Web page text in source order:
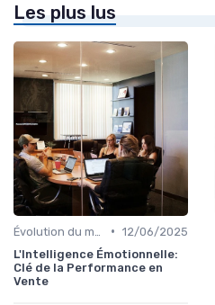
Les plus lus
• 12/06/2025
L'Intelligence Émotionnelle:
Clé de la Performance en
Vente